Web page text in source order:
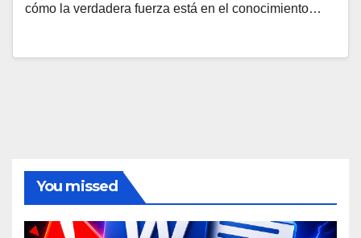
cómo la verdadera fuerza está en el conocimiento…
You missed